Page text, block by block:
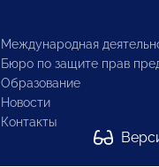
Международная
Бюро по защите прав
Образование
Новости
Контакты